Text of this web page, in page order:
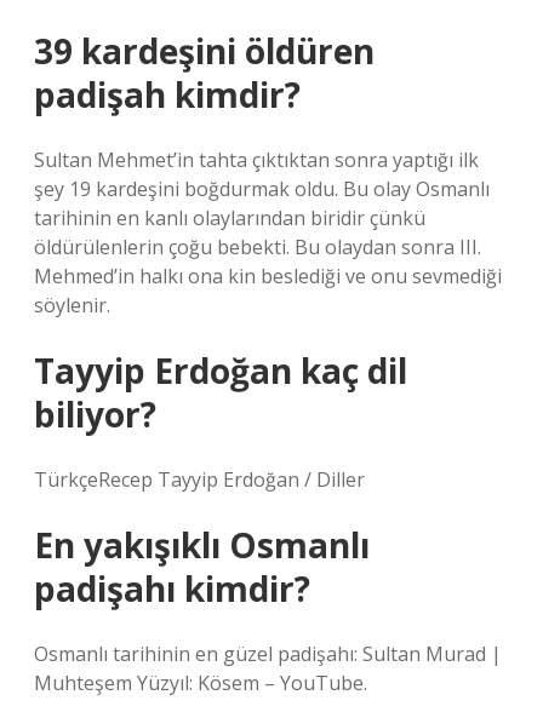
39 kardeşini öldüren
padişah kimdir?
Sultan Mehmet’in tahta çıktıktan sonra yaptığı ilk
şey 19 kardeşini boğdurmak oldu. Bu olay Osmanlı
tarihinin en kanlı olaylarından biridir çünkü
öldürülenlerin çoğu bebekti. Bu olaydan sonra III.
Mehmed’in halkı ona kin beslediği ve onu sevmediği
söylenir.
Tayyip Erdoğan kaç dil
biliyor?
TürkçeRecep Tayyip Erdoğan / Diller
En yakışıklı Osmanlı
padişahı kimdir?
Osmanlı tarihinin en güzel padişahı: Sultan Murad |
Muhteşem Yüzyıl: Kösem – YouTube.